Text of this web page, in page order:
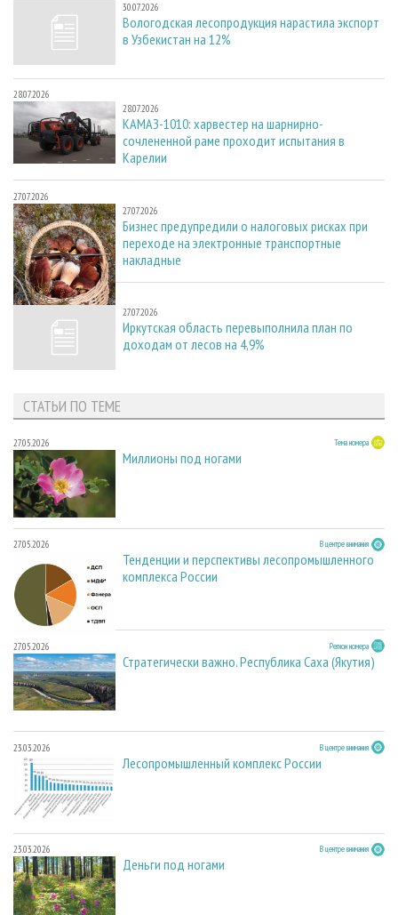
30.07.2026
Вологодская лесопродукция нарастила экспорт
в Узбекистан на 12%
28.07.2026
28.07.2026
КАМАЗ-1010: харвестер на шарнирно-
сочлененной раме проходит испытания в
Карелии
27.07.2026
27.07.2026
Бизнес предупредили о налоговых рисках при
переходе на электронные транспортные
накладные
27.07.2026
27.07.2026
Иркутская область перевыполнила план по
доходам от лесов на 4,9%
СТАТЬИ ПО ТЕМЕ
27.05.2026 Тема номера
Миллионы под ногами
27.05.2026 В центре внимания
Тенденции и перспективы лесопромышленного
комплекса России
27.05.2026 Регион номера
Стратегически важно. Республика Саха (Якутия)
23.03.2026 В центре внимания
Лесопромышленный комплекс России
23.03.2026 В центре внимания
Деньги под ногами